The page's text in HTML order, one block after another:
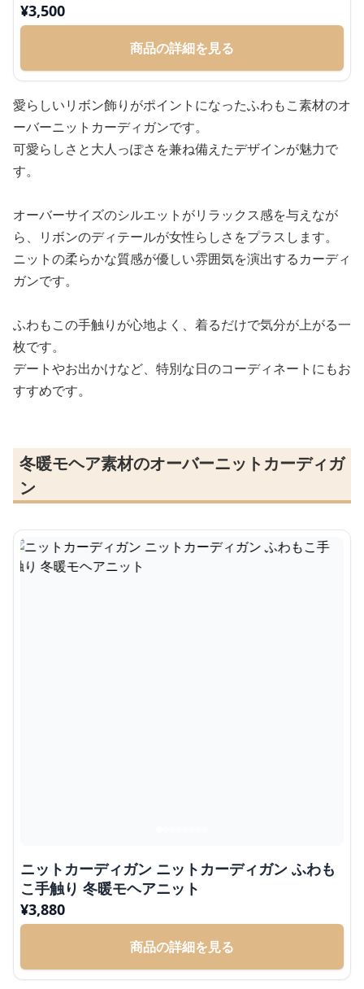
¥3,500
商品の詳細を見る
愛らしいリボン飾りがポイントになったふわもこ素材のオ
ーバーニットカーディガンです。
可愛らしさと大人っぽさを兼ね備えたデザインが魅力で
す。
オーバーサイズのシルエットがリラックス感を与えなが
ら、リボンのディテールが女性らしさをプラスします。
ニットの柔らかな質感が優しい雰囲気を演出するカーディ
ガンです。
ふわもこの手触りが心地よく、着るだけで気分が上がる一
枚です。
デートやお出かけなど、特別な日のコーディネートにもお
すすめです。
冬暖モヘア素材のオーバーニットカーディガ
ン
ニットカーディガン ニットカーディガン ふわも
こ手触り 冬暖モヘアニット
¥3,880
商品の詳細を見る